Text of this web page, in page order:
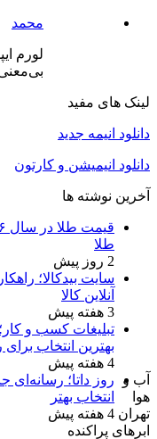
محمد
لورم
لینک های مفید
دانلود انیمه جدید
دانلود انیمیشن و کارتون
آخرین نوشته ها
طلا
2 روز پیش
سایت بیدکالا؛
آنلاین کالا
3 هفته پیش
تبلیغات کسب و کار؛
بهترین انتخاب
4 هفته پیش
روز داتا؛
انتخاب بهتر
4 هفته پیش
آب و
هوا
تهران
ابرهای پراکنده